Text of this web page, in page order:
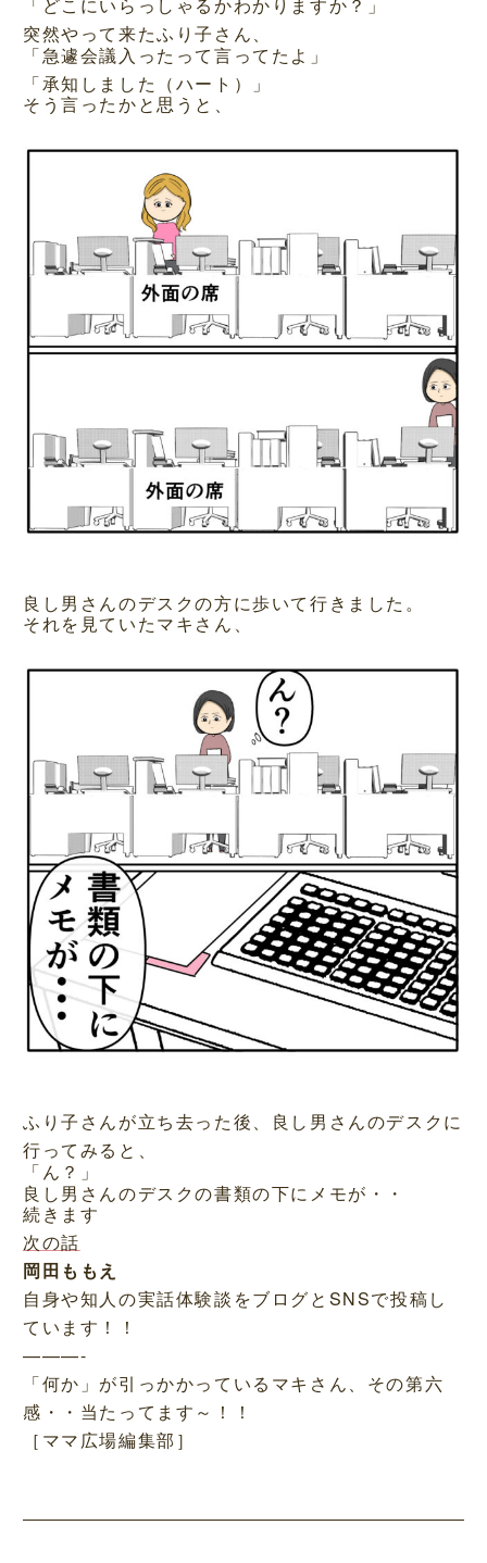
「どこにいらっしゃるかわかりますか？」
突然やって来たふり子さん、
「急遽会議入ったって言ってたよ」
「承知しました（ハート）」
そう言ったかと思うと、
良し男さんのデスクの方に歩いて行きました。
それを見ていたマキさん、
ふり子さんが立ち去った後、良し男さんのデスクに
行ってみると、
「ん？」
良し男さんのデスクの書類の下にメモが・・
続きます
次の話
岡田ももえ
自身や知人の実話体験談をブログとSNSで投稿し
ています！！
———-
「何か」が引っかかっているマキさん、その第六
感・・当たってます～！！
［ママ広場編集部］